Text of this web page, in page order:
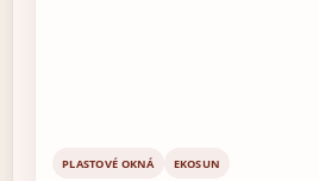
PLASTOVÉ OKNÁ EKOSUN